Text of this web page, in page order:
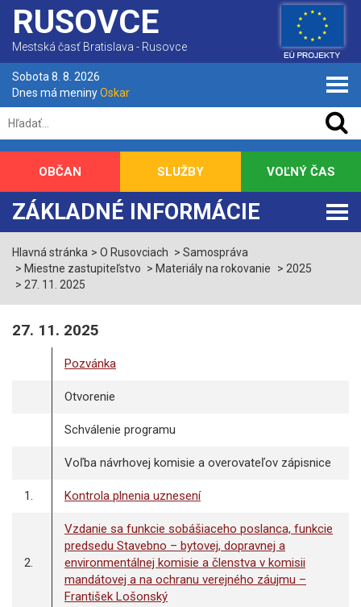
RUSOVCE
Mestská časť Bratislava - Rusovce
Sobota 8. 8. 2026
Dnes má meninyOskar
ZÁKLADNÉ INFORMÁCIE
OBČAN SLUŽBY VOĽNÝ ČAS
Hlavná stránka O Rusovciach
Samospráva
Miestne zastupiteľstvo
Materiály na rokovanie
2025
27. 11. 2025
27. 11. 2025
Pozvánka
Otvorenie
Schválenie programu
Voľba návrhovej komisie a overovateľov zápisnice
1. Kontrola plnenia uznesení
2.
Vzdanie sa funkcie sobášiaceho poslanca, funkcie
predsedu Stavebno – bytovej, dopravnej a
environmentálnej komisie a členstva v komisii
mandátovej a na ochranu verejného záujmu –
František Lošonský